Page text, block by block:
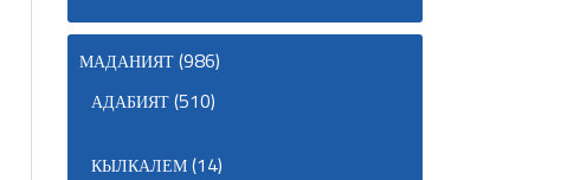
МАДАНИЯТ(986)
АДАБИЯТ(510)
КЫЛКАЛЕМ(14)